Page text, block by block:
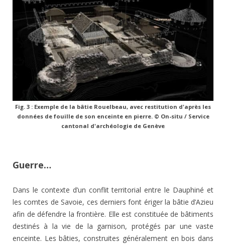
Fig. 3 : Exemple de la bâtie Rouelbeau, avec restitution d'après les
données de fouille de son enceinte en pierre. © On-situ / Service
cantonal d'archéologie de Genève
Guerre…
Dans le contexte d’un conflit territorial entre le Dauphiné et
les comtes de Savoie, ces derniers font ériger la bâtie d’Azieu
afin de défendre la frontière. Elle est constituée de bâtiments
destinés à la vie de la garnison, protégés par une vaste
enceinte. Les bâties, construites généralement en bois dans